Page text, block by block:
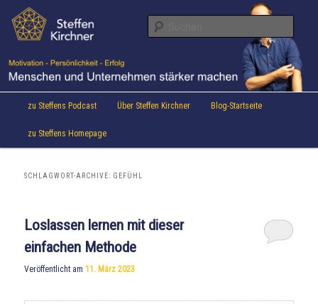
Inhalt
wechseln
sekundären
Inhalt
Steffen Kirchner Blog
Aktuelles von Speaker & Motivationstrainer Steffen Kirchner
Hauptmenü
zu Steffens Podcast Über Steffen Kirchner Blog-Startseite
zu Steffens Homepage
SCHLAGWORT-ARCHIVE: GEFÜHL
Loslassen lernen mit dieser
einfachen Methode
Veröffentlicht am11. März 2023